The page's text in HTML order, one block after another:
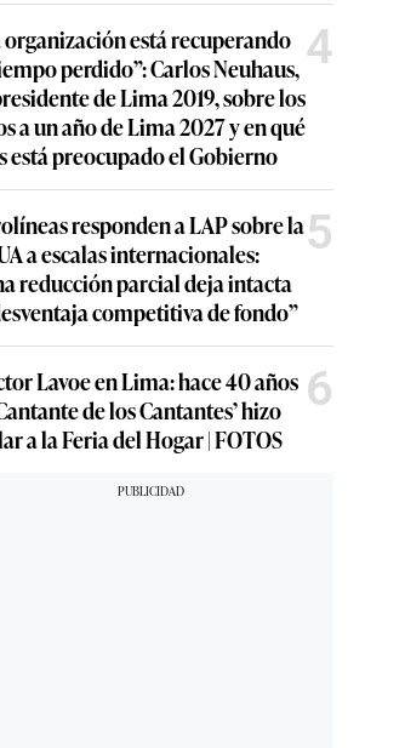
organización está recuperando
perdido”: Carlos Neuhaus,
de Lima 2019, sobre los
a un año de Lima 2027 y en qué
está preocupado el Gobierno
4
responden a LAP sobre la
a escalas internacionales:
reducción parcial deja intacta
competitiva de fondo”
5
Lavoe en Lima: hace 40 años
de los Cantantes’ hizo
a la Feria del Hogar | FOTOS
6